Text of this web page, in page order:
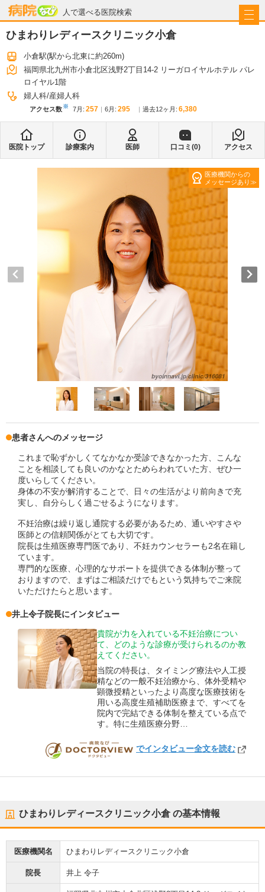
人で選べる医院検索
病院なび
ひまわりレディースクリニック小倉
小倉駅(駅から北東に約260m)
福岡県北九州市小倉北区浅野2丁目14-2 リーガロイヤルホテル パレ
ロイヤル1階
婦人科 産婦人科
アクセス数※ 7月 : 257 6月 : 295 過去12ヶ月: 6,380
医院トップ 診療案内 医師 口コミ(0) アクセス
医療機関からの
メッセージあり
患者さんへのメッセージ
これまで恥ずかしくてなかなか受診できなかった方、こんな
ことを相談しても良いのかなとためらわれていた方、ぜひ一
度いらしてください。
身体の不安が解消することで、日々の生活がより前向きで充
実し、自分らしく過ごせるようになります。
不妊治療は繰り返し通院する必要があるため、通いやすさや
医師との信頼関係がとても大切です。
院長は生殖医療専門医であり、不妊カウンセラーも2名在籍し
ています。
専門的な医療、心理的なサポートを提供できる体制が整って
おりますので、まずはご相談だけでもという気持ちでご来院
いただけたらと思います。
井上令子院長にインタビュー
貴院が力を入れている不妊治療につい
て、どのような診療が受けられるのか教
えてください。
当院の特長は、タイミング療法や人工授
精などの一般不妊治療から、体外受精や
顕微授精といったより高度な医療技術を
用いる高度生殖補助医療まで、すべてを
院内で完結できる体制を整えている点で
す。特に生殖医療分野…
DOCTORVIEW
でインタビュー全文を読む
ひまわりレディースクリニック小倉の基本情報
医療機関名 ひまわりレディースクリニック小倉
院長 井上 令子